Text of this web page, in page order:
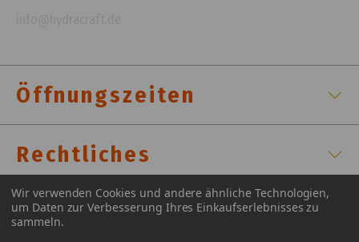
Öffnungszeiten
Rechtliches
Zertifizierungen
Wir verwenden Cookies und andere ähnliche Technologien,
um Daten zur Verbesserung Ihres Einkaufserlebnisses zu
sammeln.